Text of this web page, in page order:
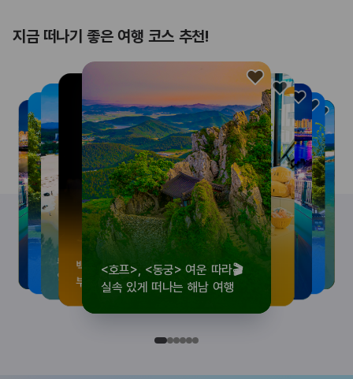
지금 떠나기 좋은 여행 코스 추천!
<호프>, <동궁> 여운 따라🎬
실속 있게 떠나는 해남 여행
로컬 감성 수집!
전국 로컬 기념품숍 3곳⭐
우리말이 더 재미있어지는
세종 한글 여행
숲길부터 천년 고찰까지!
마음에 쉼을 더하는 부안
뚜벅이 여행자 주목🚶
양양 1박 2일 코스
백제의 숨결을 따라,
부여에서 만나는 여름
<호프>, <동궁> 여운 따라🎬
실속 있게 떠나는 해남 여행
로컬 감성 수집!
전국 로컬 기념품숍 3곳⭐
우리말이 더 재미있어지는
세종 한글 여행
숲길부터 천년 고찰까지!
마음에 쉼을 더하는 부안
뚜벅이 여행자 주목🚶
양양 1박 2일 코스
백제의 숨결을 따라,
부여에서 만나는 여름
<호프>, <동궁> 여운 따라🎬
실속 있게 떠나는 해남 여행
로컬 감성 수집!
전국 로컬 기념품숍 3곳⭐
우리말이 더 재미있어지는
세종 한글 여행
숲길부터 천년 고찰까지!
마음에 쉼을 더하는 부안
뚜벅이 여행자 주목🚶
양양 1박 2일 코스
백제의 숨결을 따라,
부여에서 만나는 여름